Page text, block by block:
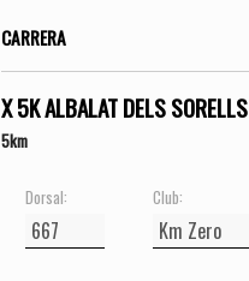
CARRERA
X 5K ALBALAT DELS SORELLS
5km
Dorsal: Club: